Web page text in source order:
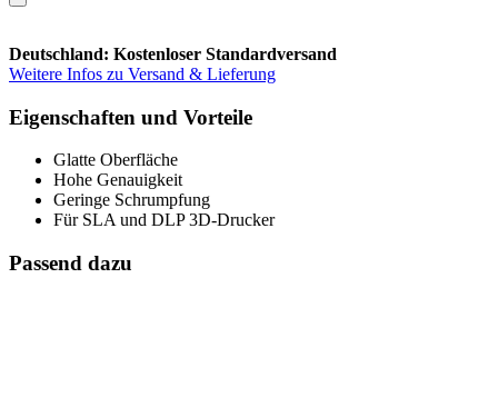
Deutschland: Kostenloser Standardversand
Weitere Infos zu Versand & Lieferung
Eigenschaften und Vorteile
Glatte Oberfläche
Hohe Genauigkeit
Geringe Schrumpfung
Für SLA und DLP 3D-Drucker
Passend dazu